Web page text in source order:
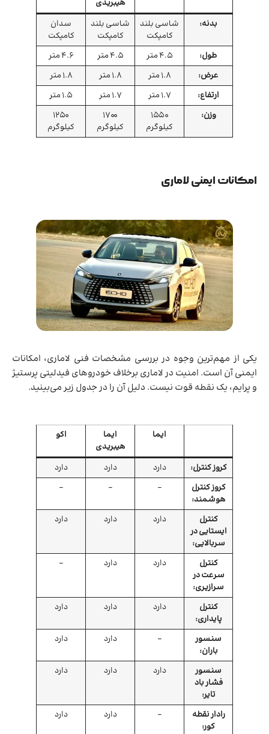
هیبریدی
بدنه:
شاسی بلند
کامپکت
شاسی بلند
کامپکت
سدان
کامپکت
طول:
4.5 متر 4.5 متر
4.6 متر
عرض:
1.8 متر 1.8 متر
1.8 متر
ارتفاع:
1.7 متر 1.7 متر
1.5 متر
وزن:
1550
کیلوگرم
1700
کیلوگرم
1250
کیلوگرم
امکانات ایمنی لاماری
یکی از مهم‌ترین وجوه در بررسی مشخصات فنی لاماری، امکانات
ایمنی آن است. امنیت در لاماری برخلاف خودروهای فیدلیتی پرستیژ
و پرایم، یک نقطه قوت نیست. دلیل آن را در جدول زیر می‌بینید.
ایما
ایما
هیبریدی
اکو
کروز کنترل: دارد دارد
دارد
کروز کنترل
هوشمند:
–
–
–
کنترل
ایستایی در
سربالایی:
دارد دارد دارد
کنترل
سرعت در
سرازیری:
دارد دارد –
کنترل
پایداری:
دارد دارد دارد
سنسور
باران:
– دارد دارد
سنسور
فشار باد
تایر:
دارد دارد دارد
رادار نقطه
کور:
– دارد دارد